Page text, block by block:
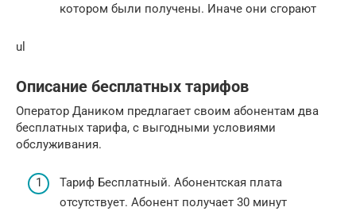
котором были получены. Иначе они сгорают
ul
Описание бесплатных тарифов
Оператор Даником предлагает своим абонентам два
бесплатных тарифа, с выгодными условиями
обслуживания.
Тариф Бесплатный. Абонентская плата
отсутствует. Абонент получает 30 минут